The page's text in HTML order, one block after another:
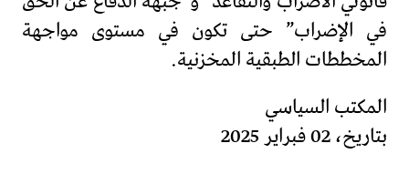
في الإضراب” حتى تكون في مستوى مواجهة
المخططات الطبقية المخزنية.
المكتب السياسي
بتاريخ، 02 فبراير 2025